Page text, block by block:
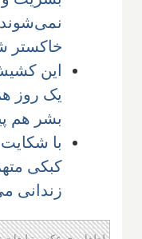
خاکستر
یک روز
بشر هم
زندانی